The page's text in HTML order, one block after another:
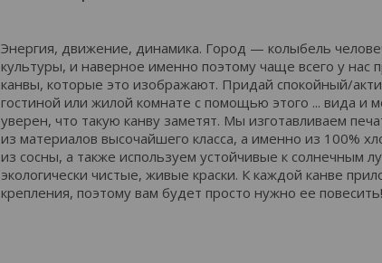
Энергия, движение, динамика. Город — колыбель
культуры, и наверное именно поэтому чаще всего у нас
канвы, которые это изображают. Придай спокойный/
гостиной или жилой комнате с помощью этого ... вида и
уверен, что такую канву заметят. Мы изготавливаем
из материалов высочайшего класса, а именно из 100%
из сосны, а также используем устойчивые к солнечным
экологически чистые, живые краски. К каждой канве
крепления, поэтому вам будет просто нужно ее